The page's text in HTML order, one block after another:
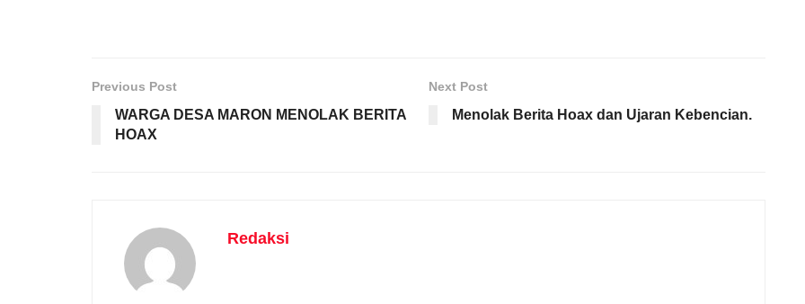
Previous Post
WARGA DESA MARON MENOLAK BERITA
HOAX
Next Post
Menolak Berita Hoax dan Ujaran Kebencian.
Redaksi